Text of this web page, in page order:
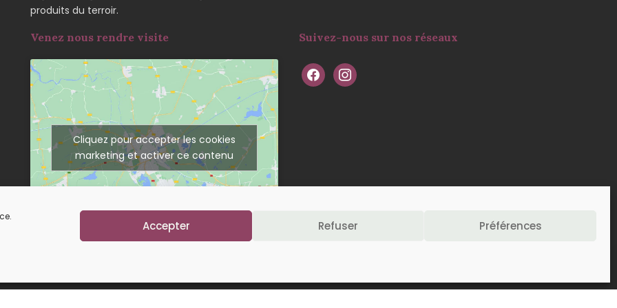
Accepter Refuser Préférences
produits du terroir.
Venez nous rendre visite
Cliquez pour accepter les cookies
marketing et activer ce contenu
Suivez-nous sur nos réseaux